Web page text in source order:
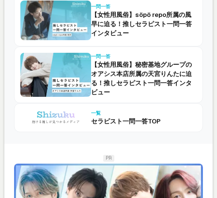
一問一答
【女性用風俗】söpö repo所属の風
早に迫る！推しセラピスト一問一答
インタビュー
一問一答
【女性用風俗】秘密基地グループの
オアシス本店所属の天宮りんたに迫
る！推しセラピスト一問一答インタ
ビュー
一覧
セラピスト一問一答TOP
PR